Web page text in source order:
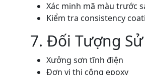
Xác minh mã màu trước
Kiểm tra consistency
7. Đối Tượng
Xưởng sơn tĩnh điện
Đơn vị thi công epoxy